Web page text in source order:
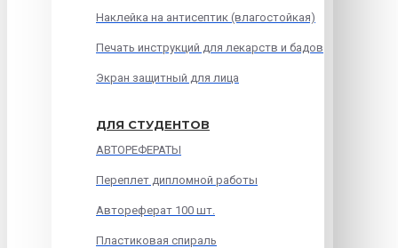
Наклейка на антисептик (влагостойкая)
Печать инструкций для лекарств и бадов
Экран защитный для лица
ДЛЯ СТУДЕНТОВ
АВТОРЕФЕРАТЫ
Переплет дипломной работы
Автореферат 100 шт.
Пластиковая спираль